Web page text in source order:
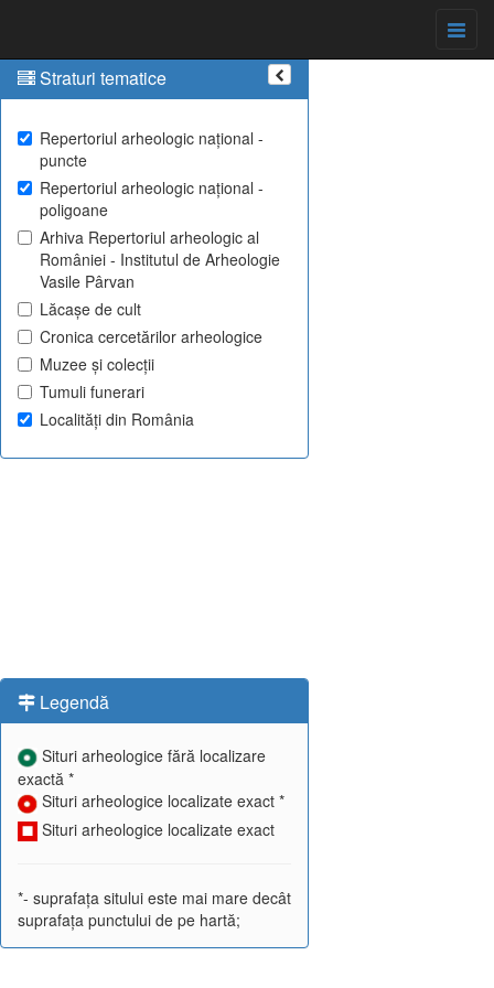
Straturi tematice
Repertoriul arheologic național -
puncte
Repertoriul arheologic național -
poligoane
Arhiva Repertoriul arheologic al
României - Institutul de Arheologie
Vasile Pârvan
Lăcașe de cult
Cronica cercetărilor arheologice
Muzee și colecții
Tumuli funerari
Localități din România
Legendă
Situri arheologice fără localizare
exactă *
Situri arheologice localizate exact *
Situri arheologice localizate exact
*- suprafața sitului este mai mare decât
suprafața punctului de pe hartă;